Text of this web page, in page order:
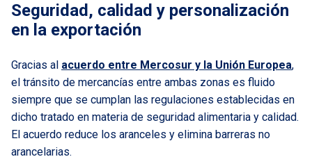
Seguridad, calidad y personalización
en la exportación
Gracias al acuerdo entre Mercosur y la Unión Europea,
el tránsito de mercancías entre ambas zonas es fluido
siempre que se cumplan las regulaciones establecidas en
dicho tratado en materia de seguridad alimentaria y calidad.
El acuerdo reduce los aranceles y elimina barreras no
arancelarias.